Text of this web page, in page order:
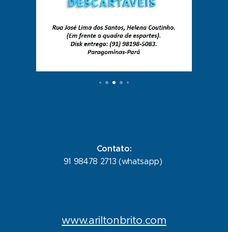
Contato:
91 98478 2713 (whatsapp)
www.ariltonbrito.com